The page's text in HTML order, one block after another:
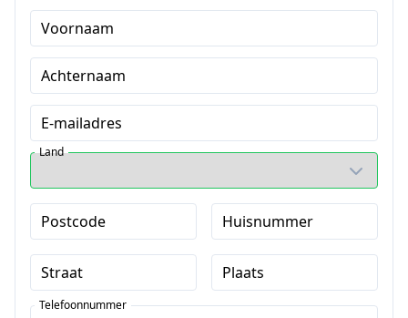
Voornaam
Achternaam
E-mailadres
Land
Postcode Huisnummer
Straat Plaats
Telefoonnummer